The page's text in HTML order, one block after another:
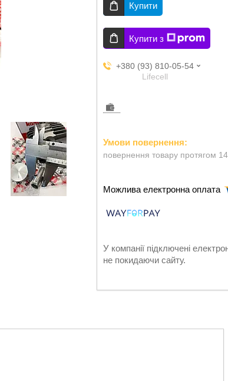
Купити
Купити з
+380 (93) 810-05-54
Lifecell
повернення товару протягом 14
У компанії підключені
не покидаючи сайту.